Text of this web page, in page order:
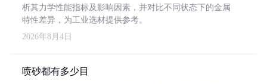
析其力学性能指标及影响因素，并对比不同状态下的金属
特性差异，为工业选材提供参考。
2026年8月4日
喷砂都有多少目